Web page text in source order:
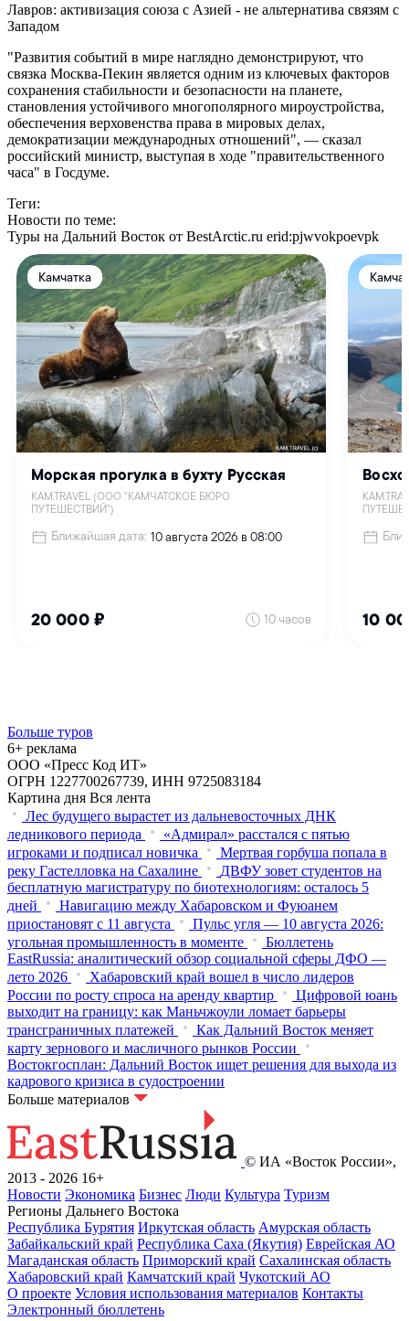
Лавров: активизация союза с Азией - не альтернатива связям с
Западом
"Развития событий в мире наглядно демонстрируют, что
связка Москва-Пекин является одним из ключевых факторов
сохранения стабильности и безопасности на планете,
становления устойчивого многополярного мироустройства,
обеспечения верховенства права в мировых делах,
демократизации международных отношений", — сказал
российский министр, выступая в ходе "правительственного
часа" в Госдуме.
Теги:
Новости по теме:
Туры на Дальний Восток от BestArctic.ru erid:pjwvokpoevpk
Больше туров
6+ реклама
ООО «Пресс Код ИТ»
ОГРН 1227700267739, ИНН 9725083184
Картина дня Вся лента
Лес будущего вырастет из дальневосточных ДНК
ледникового периода
«Адмирал» расстался с пятью
игроками и подписал новичка
Мертвая горбуша попала в
реку Гастелловка на Сахалине
ДВФУ зовет студентов на
бесплатную магистратуру по биотехнологиям: осталось 5
дней
Навигацию между Хабаровском и Фуюанем
приостановят с 11 августа
Пульс угля — 10 августа 2026:
угольная промышленность в моменте
Бюллетень
EastRussia: аналитический обзор социальной сферы ДФО —
лето 2026
Хабаровский край вошел в число лидеров
России по росту спроса на аренду квартир
Цифровой юань
выходит на границу: как Маньчжоули ломает барьеры
трансграничных платежей
Как Дальний Восток меняет
карту зернового и масличного рынков России
Востокгосплан: Дальний Восток ищет решения для выхода из
кадрового кризиса в судостроении
Больше материалов
© ИА «Восток России»,
2013 - 2026 16+
Новости Экономика Бизнес Люди Культура Туризм
Регионы Дальнего Востока
Республика Бурятия Иркутская область Амурская область
Забайкальский край Республика Саха (Якутия) Еврейская АО
Магаданская область Приморский край Сахалинская область
Хабаровский край Камчатский край Чукотский АО
О проекте Условия использования материалов Контакты
Электронный бюллетень